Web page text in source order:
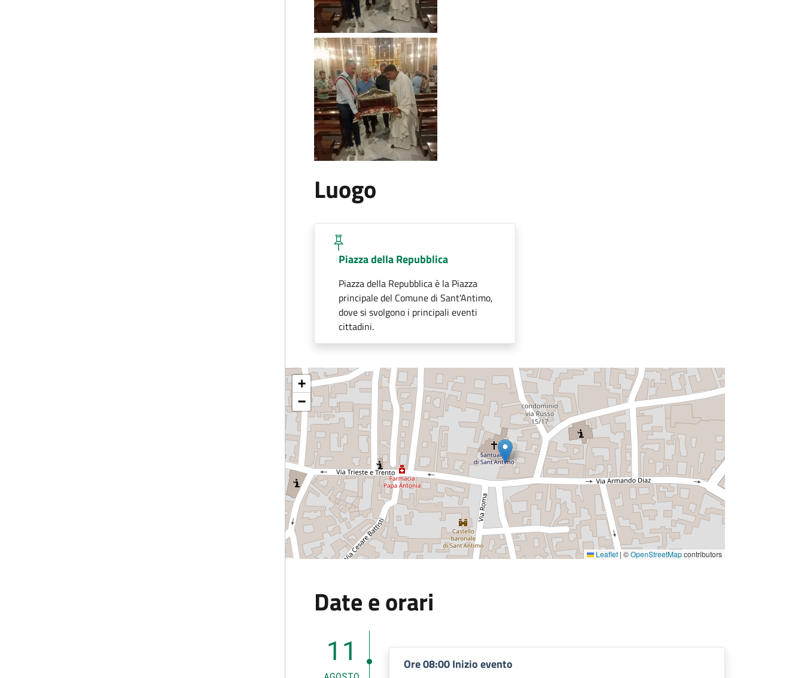
Luogo
Piazza della Repubblica
Piazza della Repubblica è la Piazza
principale del Comune di Sant'Antimo,
dove si svolgono i principali eventi
cittadini.
+
−
Leaflet | ©OpenStreetMapcontributors
Date e orari
11 Ore 08:00 Inizio evento